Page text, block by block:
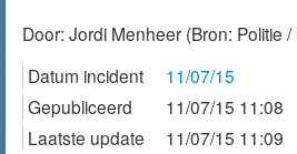
Door: Jordi Menheer (Bron: Politie
Datum incident
11/07/15
Gepubliceerd
11/07/15 11:08
Laatste update
11/07/15 11:09